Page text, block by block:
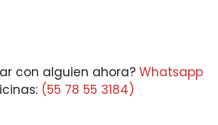
con alguien ahora? Whatsapp
(55 78 55 3184)